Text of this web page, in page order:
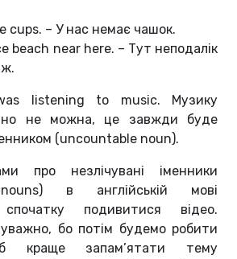
cups. – У нас немає чашок.
beach near here. – Тут неподалік
listening to music. Музику
не можна, це завжди буде
(uncountable noun).
про незлічувані іменники
nouns) в англійській мові
подивитися відео.
бо потім будемо робити
краще запам’ятати тему